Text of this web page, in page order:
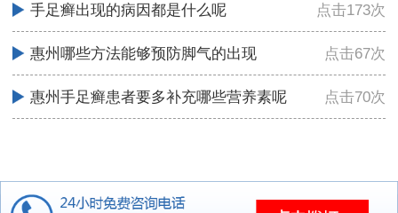
手足癣出现的病因都是什么呢 点击173次
惠州哪些方法能够预防脚气的出现 点击67次
惠州手足癣患者要多补充哪些营养素呢 点击70次